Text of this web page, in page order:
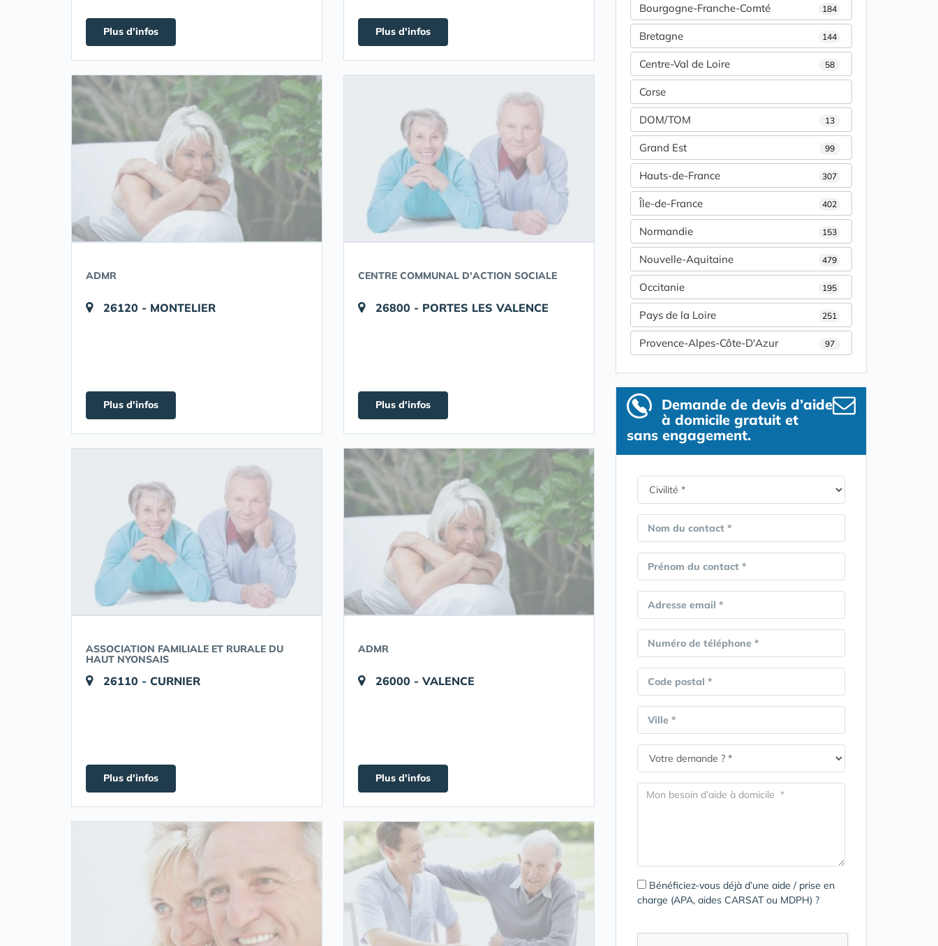
Plus d'infos Plus d'infos
ADMR
26120 - MONTELIER
Plus d'infos
CENTRE COMMUNAL D'ACTION SOCIALE
26800 - PORTES LES VALENCE
Plus d'infos
ASSOCIATION FAMILIALE ET RURALE DU
HAUT NYONSAIS
26110 - CURNIER
Plus d'infos
ADMR
26000 - VALENCE
Plus d'infos
Bourgogne-Franche-Comté 184
Bretagne 144
Centre-Val de Loire 58
Corse
DOM/TOM 13
Grand Est 99
Hauts-de-France 307
Île-de-France 402
Normandie 153
Nouvelle-Aquitaine 479
Occitanie 195
Pays de la Loire 251
Provence-Alpes-Côte-D'Azur 97
Demande de devis d’aide
à domicile gratuit et
sans engagement.
Nom du contact *
Prénom du contact *
Adresse email *
Numéro de téléphone *
Code postal *
Ville *
Bénéficiez-vous déjà d’une aide / prise en
charge (APA, aides CARSAT ou MDPH) ?